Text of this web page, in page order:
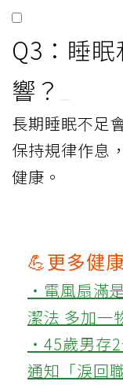
Q3：睡
響？
長期睡眠不足
保持規律作息
健康。
💪更多健
‧電風扇滿
潔法 多加一
‧45歲男存
通知「淚回